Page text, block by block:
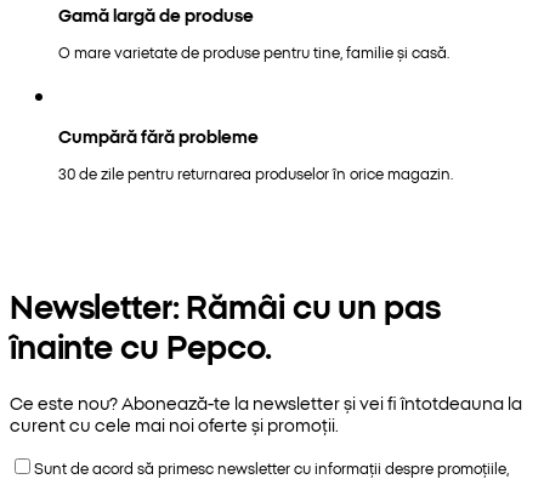
Gamă largă de produse
O mare varietate de produse pentru tine, familie și casă.
Cumpără fără probleme
30 de zile pentru returnarea produselor în orice magazin.
Newsletter: Rămâi cu un pas
înainte cu Pepco.
Ce este nou? Abonează-te la newsletter și vei fi întotdeauna la
curent cu cele mai noi oferte și promoții.
Sunt de acord să primesc newsletter cu informații despre promoțiile,